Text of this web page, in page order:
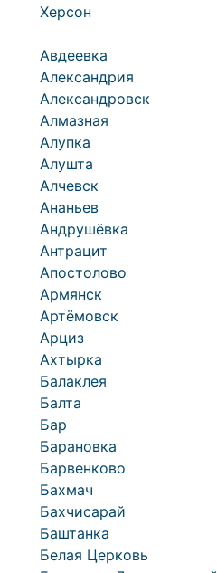
Херсон
Авдеевка
Александрия
Александровск
Алмазная
Алупка
Алушта
Алчевск
Ананьев
Андрушёвка
Антрацит
Апостолово
Армянск
Артёмовск
Арциз
Ахтырка
Балаклея
Балта
Бар
Барановка
Барвенково
Бахмач
Бахчисарай
Баштанка
Белая Церковь